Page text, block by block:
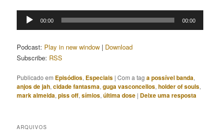
Tocador
00:00 00:00
Podcast: Play in new window | Download
Subscribe: RSS
Publicado em Episódios, Especiais |Com a taga possível banda,
anjos de jah,cidade fantasma,guga vasconcellos,holder of souls,
mark almeida,piss off,símios,última dose | Deixe uma resposta
ARQUIVOS